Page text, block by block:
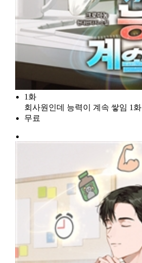
1화
회사원인데 능력이 계속 쌓임 1화
무료